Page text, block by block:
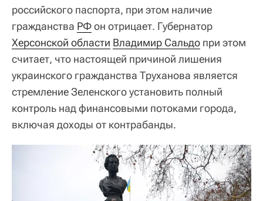
российского паспорта, при этом наличие
гражданства РФон отрицает. Губернатор
Херсонской области Владимир Сальдо при этом
считает, что настоящей причиной лишения
украинского гражданства Труханова является
стремление Зеленского установить полный
контроль над финансовыми потоками города,
включая доходы от контрабанды.